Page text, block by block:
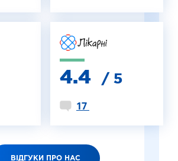
4.4 / 5
17
ВІДГУКИ ПРО НАС